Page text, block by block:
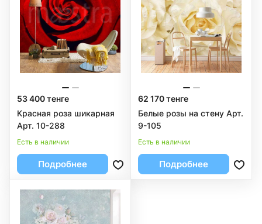
53 400 тенге
Красная роза шикарная
Арт. 10-288
Есть в наличии
Подробнее
62 170 тенге
Белые розы на стену Арт.
9-105
Есть в наличии
Подробнее